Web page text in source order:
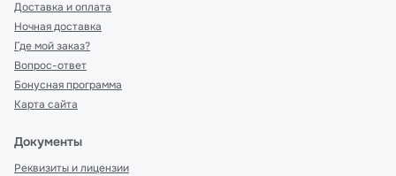
Доставка и оплата
Ночная доставка
Где мой заказ?
Вопрос-ответ
Бонусная программа
Карта сайта
Документы
Реквизиты и лицензии